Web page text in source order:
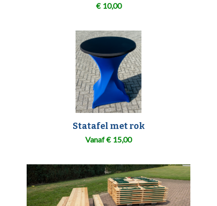
€ 10,00
Statafel met rok
Vanaf€ 15,00